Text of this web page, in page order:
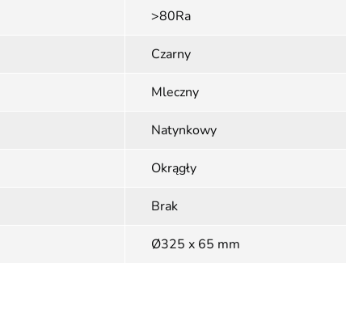
>80Ra
Czarny
Mleczny
Natynkowy
Okrągły
Brak
Ø325 x 65 mm